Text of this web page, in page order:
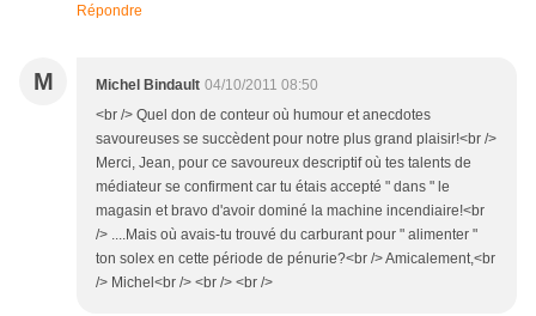
Répondre
M Michel Bindault 04/10/2011 08:50
<br /> Quel don de conteur où humour et anecdotes
savoureuses se succèdent pour notre plus grand plaisir!<br />
Merci, Jean, pour ce savoureux descriptif où tes talents de
médiateur se confirment car tu étais accepté " dans " le
magasin et bravo d'avoir dominé la machine incendiaire!<br
/> ....Mais où avais-tu trouvé du carburant pour " alimenter "
ton solex en cette période de pénurie?<br /> Amicalement,<br
/> Michel<br /> <br /> <br />